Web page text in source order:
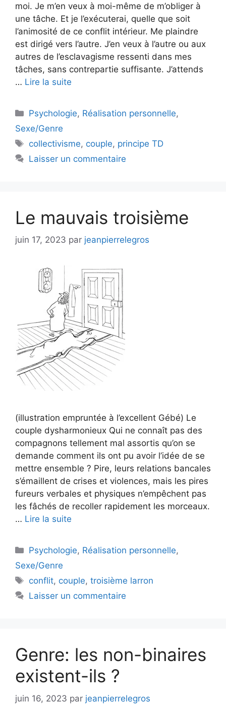
moi. Je m’en veux à moi-même de m’obliger à
une tâche. Et je l’exécuterai, quelle que soit
l’animosité de ce conflit intérieur. Me plaindre
est dirigé vers l’autre. J’en veux à l’autre ou aux
autres de l’esclavagisme ressenti dans mes
tâches, sans contrepartie suffisante. J’attends
… Lire la suite
Catégories
Psychologie, Réalisation personnelle,
Sexe/Genre
Étiquettes
collectivisme, couple, principe TD
Laisser un commentaire
Le mauvais troisième
juin 17, 2023 par jeanpierrelegros
(illustration empruntée à l’excellent Gébé) Le
couple dysharmonieux Qui ne connaît pas des
compagnons tellement mal assortis qu’on se
demande comment ils ont pu avoir l’idée de se
mettre ensemble ? Pire, leurs relations bancales
s’émaillent de crises et violences, mais les pires
fureurs verbales et physiques n’empêchent pas
les fâchés de recoller rapidement les morceaux.
… Lire la suite
Catégories
Psychologie, Réalisation personnelle,
Sexe/Genre
Étiquettes
conflit, couple,troisième larron
Laisser un commentaire
Genre: les non-binaires
existent-ils ?
juin 16, 2023 par jeanpierrelegros